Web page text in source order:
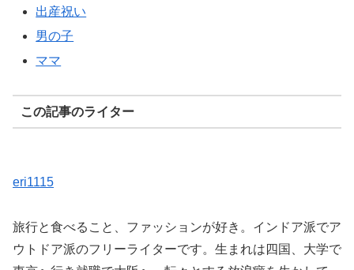
出産祝い
男の子
ママ
この記事のライター
eri1115
旅行と食べること、ファッションが好き。インドア派でア
ウトドア派のフリーライターです。生まれは四国、大学で